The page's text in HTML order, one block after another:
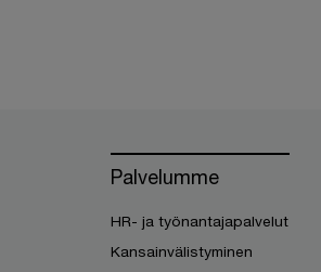
Palvelumme
HR- ja työnantajapalvelut
Kansainvälistyminen